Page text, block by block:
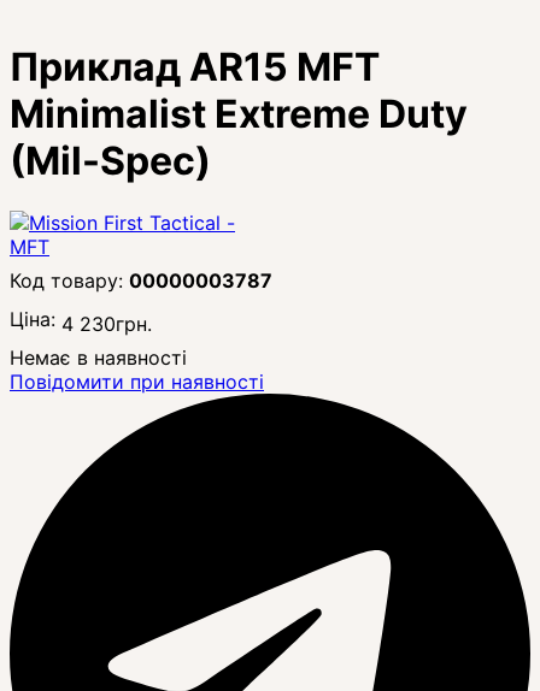
Приклад AR15 MFT
Minimalist Extreme Duty
(Mil-Spec)
00000003787
Ціна: 4 230грн.
Немає в наявності
Повідомити при наявності